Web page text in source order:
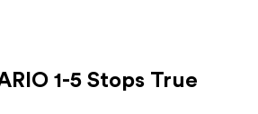
1-5 Stops True